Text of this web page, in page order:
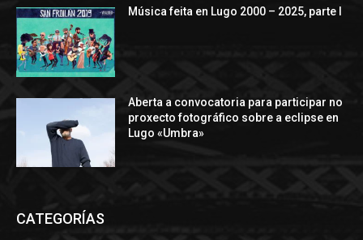
Música feita en Lugo 2000 – 2025, parte I
Aberta a convocatoria para participar no
proxecto fotográfico sobre a eclipse en
Lugo «Umbra»
CATEGORÍAS